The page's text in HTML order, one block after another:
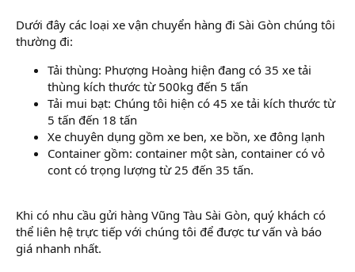
Dưới đây các loại xe vận chuyển hàng đi Sài Gòn chúng tôi
thường đi:
Tải thùng: Phượng Hoàng hiện đang có 35 xe tải
thùng kích thước từ 500kg đến 5 tấn
Tải mui bạt: Chúng tôi hiện có 45 xe tải kích thước từ
5 tấn đến 18 tấn
Xe chuyên dụng gồm xe ben, xe bồn, xe đông lạnh
Container gồm: container một sàn, container có vỏ
cont có trọng lượng từ 25 đến 35 tấn.
Khi có nhu cầu gửi hàng Vũng Tàu Sài Gòn, quý khách có
thể liên hệ trực tiếp với chúng tôi để được tư vấn và báo
giá nhanh nhất.